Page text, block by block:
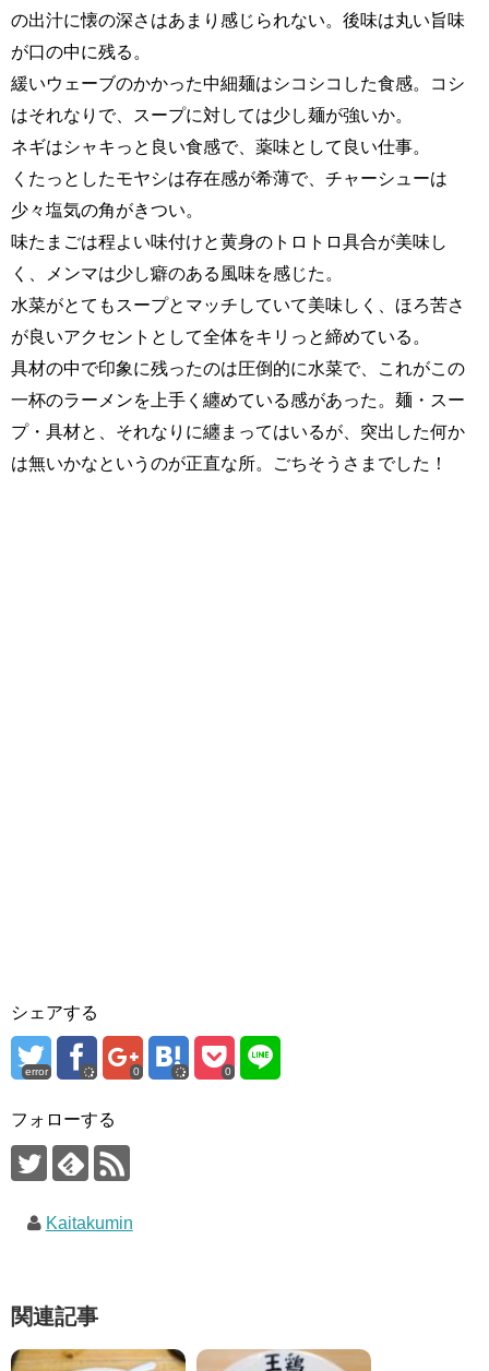
の出汁に懐の深さはあまり感じられない。後味は丸い旨味
が口の中に残る。
緩いウェーブのかかった中細麺はシコシコした食感。コシ
はそれなりで、スープに対しては少し麺が強いか。
ネギはシャキっと良い食感で、薬味として良い仕事。
くたっとしたモヤシは存在感が希薄で、チャーシューは
少々塩気の角がきつい。
味たまごは程よい味付けと黄身のトロトロ具合が美味し
く、メンマは少し癖のある風味を感じた。
水菜がとてもスープとマッチしていて美味しく、ほろ苦さ
が良いアクセントとして全体をキリっと締めている。
具材の中で印象に残ったのは圧倒的に水菜で、これがこの
一杯のラーメンを上手く纏めている感があった。麺・スー
プ・具材と、それなりに纏まってはいるが、突出した何か
は無いかなというのが正直な所。ごちそうさまでした！
シェアする
error 0 0
フォローする
Kaitakumin
関連記事